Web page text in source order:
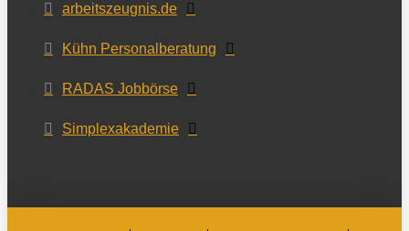
arbeitszeugnis.de
Kühn Personalberatung
RADAS Jobbörse
Simplexakademie